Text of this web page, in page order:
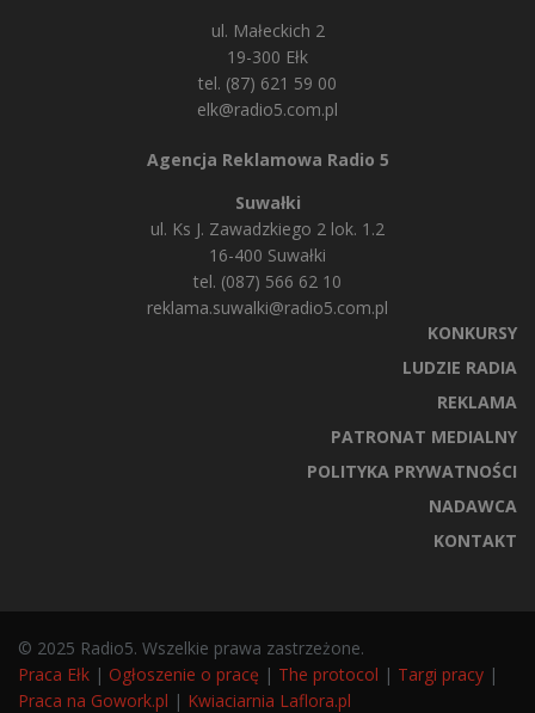
ul. Małeckich 2
19-300 Ełk
tel. (87) 621 59 00
elk@radio5.com.pl
Agencja Reklamowa Radio 5
Suwałki
ul. Ks J. Zawadzkiego 2 lok. 1.2
16-400 Suwałki
tel. (087) 566 62 10
reklama.suwalki@radio5.com.pl
KONKURSY
LUDZIE RADIA
REKLAMA
PATRONAT MEDIALNY
POLITYKA PRYWATNOŚCI
NADAWCA
KONTAKT
© 2025 Radio5. Wszelkie prawa zastrzeżone.
Praca Ełk | Ogłoszenie o pracę | The protocol | Targi pracy |
Praca na Gowork.pl | Kwiaciarnia Laflora.pl